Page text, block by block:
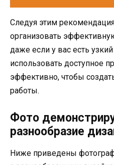
Следуя этим
организовать
даже если у вас есть
использовать доступное
эффективно, чтобы
работы.
Фото
разнообразие
Ниже приведены